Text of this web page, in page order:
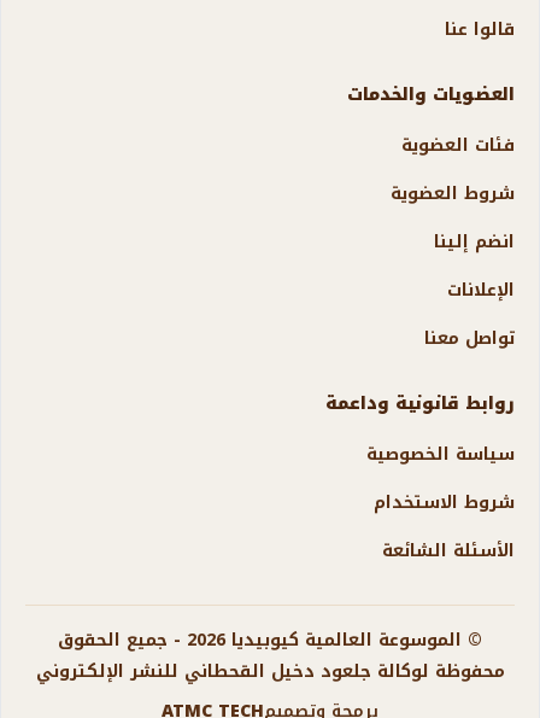
قالوا عنا
العضويات والخدمات
فئات العضوية
شروط العضوية
انضم إلينا
الإعلانات
تواصل معنا
روابط قانونية وداعمة
سياسة الخصوصية
شروط الاستخدام
الأسئلة الشائعة
© الموسوعة العالمية كيوبيديا 2026 - جميع الحقوق
محفوظة لوكالة جلعود دخيل القحطاني للنشر الإلكتروني